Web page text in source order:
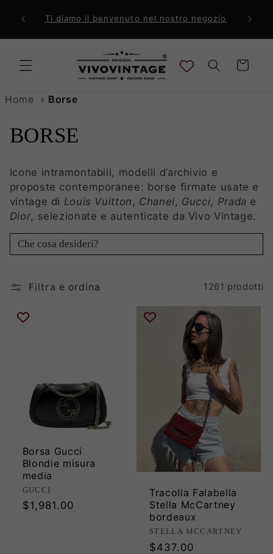
direttamente
ai contenuti
a 99€ Ti diamo il benvenuto nel nostro negozio
Carrello
Home › Borse
C
l
l
e
o
BORSE
Icone intramontabili, modelli d’archivio e
proposte contemporanee: borse firmate usate e
vintage di Louis Vuitton , Chanel, Gucci, Prada e
Dior, selezionate e autenticate da Vivo Vintage.
Cerca prodotti
Filtra e ordina 1261 prodotti
Borsa Gucci
Blondie misura
media
Produttore:
GUCCI
Prezzo
$1,981.00
Tracolla Falabella
Stella McCartney
bordeaux
Produttore:
STELLA MCCARTNEY
Prezzo
$437.00